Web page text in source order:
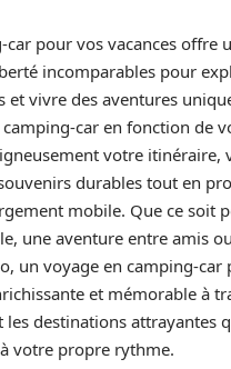
pour vos vacances offre
incomparables pour
et vivre des aventures
car en fonction de
votre itinéraire,
durables tout en
mobile. Que ce soit
une aventure entre amis
un voyage en camping-car
et mémorable à
les destinations attrayantes
votre propre rythme.